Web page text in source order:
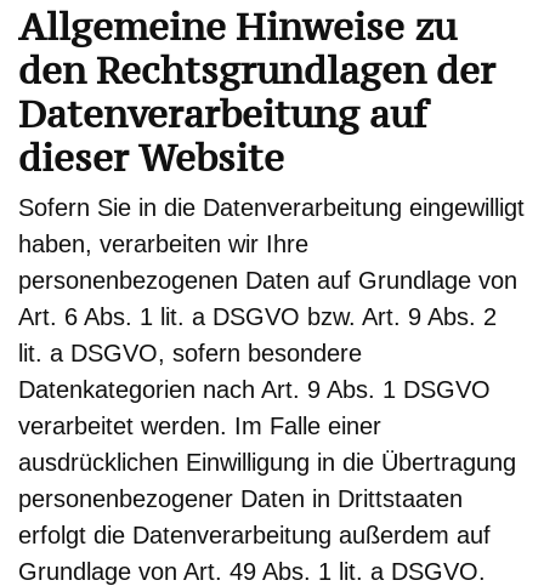
Allgemeine Hinweise zu
den Rechtsgrundlagen der
Datenverarbeitung auf
dieser Website
Sofern Sie in die Datenverarbeitung eingewilligt
haben, verarbeiten wir Ihre
personenbezogenen Daten auf Grundlage von
Art. 6 Abs. 1 lit. a DSGVO bzw. Art. 9 Abs. 2
lit. a DSGVO, sofern besondere
Datenkategorien nach Art. 9 Abs. 1 DSGVO
verarbeitet werden. Im Falle einer
ausdrücklichen Einwilligung in die Übertragung
personenbezogener Daten in Drittstaaten
erfolgt die Datenverarbeitung außerdem auf
Grundlage von Art. 49 Abs. 1 lit. a DSGVO.